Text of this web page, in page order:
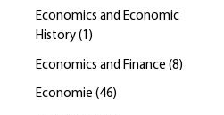
Economics and Economic
History (1 )
Economics and Finance (8)
Economie (46)